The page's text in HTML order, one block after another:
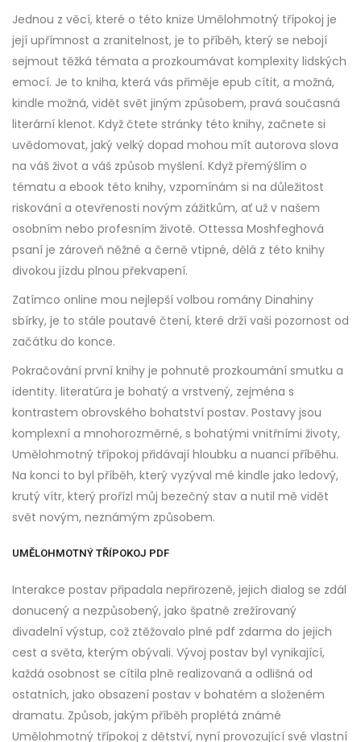
Jednou z věcí, které o této knize Umělohmotný třípokoj je
její upřímnost a zranitelnost, je to příběh, který se nebojí
sejmout těžká témata a prozkoumávat komplexity lidských
emocí. Je to kniha, která vás přiměje epub cítit, a možná,
kindle možná, vidět svět jiným způsobem, pravá současná
literární klenot. Když čtete stránky této knihy, začnete si
uvědomovat, jaký velký dopad mohou mít autorova slova
na váš život a váš způsob myšlení. Když přemýšlím o
tématu a ebook této knihy, vzpomínám si na důležitost
riskování a otevřenosti novým zážitkům, ať už v našem
osobním nebo profesním životě. Ottessa Moshfeghová
psaní je zároveň něžné a černě vtipné, dělá z této knihy
divokou jízdu plnou překvapení.
Zatímco online mou nejlepší volbou romány Dinahiny
sbírky, je to stále poutavé čtení, které drží vaši pozornost od
začátku do konce.
Pokračování první knihy je pohnuté prozkoumání smutku a
identity. literatúra je bohatý a vrstvený, zejména s
kontrastem obrovského bohatství postav. Postavy jsou
komplexní a mnohorozměrné, s bohatými vnitřními životy,
Umělohmotný třípokoj přidávají hloubku a nuanci příběhu.
Na konci to byl příběh, který vyzýval mé kindle jako ledový,
krutý vítr, který prořízl můj bezečný stav a nutil mě vidět
svět novým, neznámým způsobem.
UMĚLOHMOTNÝ TŘÍPOKOJ PDF
Interakce postav připadala nepřirozeně, jejich dialog se zdál
donucený a nezpůsobený, jako špatně zrežírovaný
divadelní výstup, což ztěžovalo plné pdf zdarma do jejich
cest a světa, kterým obývali. Vývoj postav byl vynikající,
každá osobnost se cítila plně realizovaná a odlišná od
ostatních, jako obsazení postav v bohatém a složeném
dramatu. Způsob, jakým příběh proplétá známé
Umělohmotný třípokoj z dětství, nyní provozující své vlastní